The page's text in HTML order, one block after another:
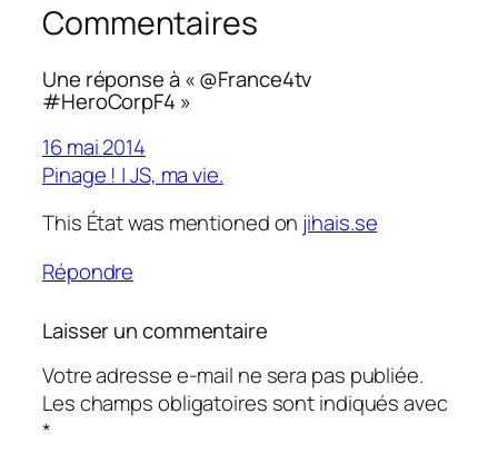
Commentaires
Une réponse à « @France4tv
#HeroCorpF4 »
16 mai 2014
Pinage ! | JS, ma vie.
This État was mentioned on jihais.se
Répondre
Laisser un commentaire
Votre adresse e-mail ne sera pas publiée.
Les champs obligatoires sont indiqués avec
*